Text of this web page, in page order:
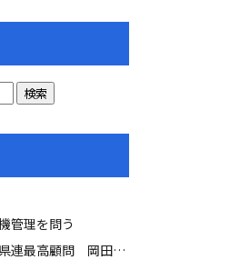
管理を問う
最高顧問 岡田 広氏